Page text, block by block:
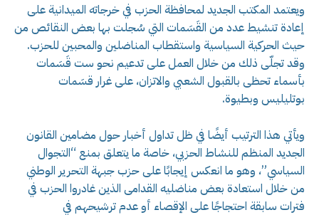
ويعتمد المكتب الجديد لمحافظة الحزب في خرجاته الميدانية على
إعادة تنشيط عدد من القَسَمات التي سُجلت بها بعض النقائص من
حيث الحركية السياسية واستقطاب المناضلين والمحبين للحزب.
وقد تجلّى ذلك من خلال العمل على تدعيم نحو ست قَسَمات
بأسماء تحظى بالقبول الشعبي والاتزان، على غرار قسَمات
بوتليليس وبطيوة.
ويأتي هذا الترتيب أيضًا في ظل تداول أخبار حول مضامين القانون
الجديد المنظم للنشاط الحزبي، خاصة ما يتعلق بمنع “التجوال
السياسي”، وهو ما انعكس إيجابًا على حزب جبهة التحرير الوطني
من خلال استعادة بعض مناضليه القدامى الذين غادروا الحزب في
فترات سابقة احتجاجًا على الإقصاء أو عدم ترشيحهم في